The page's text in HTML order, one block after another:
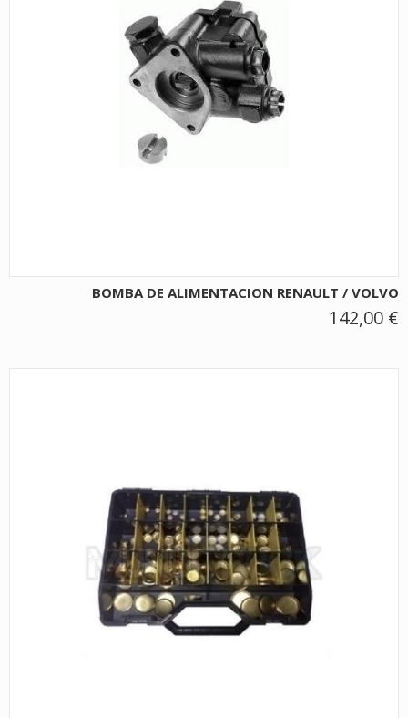
BOMBA DE ALIMENTACION RENAULT / VOLVO
142,00 €